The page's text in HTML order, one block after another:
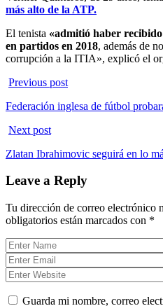
más alto de la ATP.
El tenista «admitió haber
en partidos en 2018, además de
corrupción a la ITIA», explicó el
Previous post
Federación inglesa de fútbol
Next post
Zlatan Ibrahimovic seguirá en lo
Leave a Reply
Tu dirección de correo electrónico
obligatorios están marcados con *
Guarda mi nombre, correo